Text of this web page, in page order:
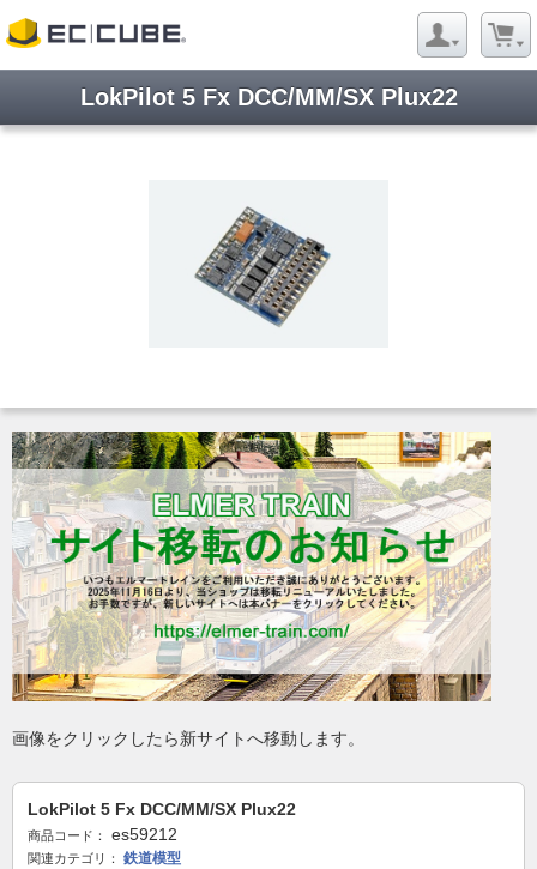
LokPilot 5 Fx DCC/MM/SX Plux22
画像をクリックしたら新サイトへ移動します。
LokPilot 5 Fx DCC/MM/SX Plux22
商品コード： es59212
関連カテゴリ：
鉄道模型